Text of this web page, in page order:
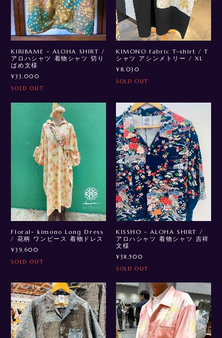
KIRIBAME - ALOHA SHIRT /
アロハシャツ 着物シャツ 切り
ばめ文様
¥33,000
SOLD OUT
KIMONO fabric T-shirt / T
シャツ アシンメトリー / XL
¥8,030
SOLD OUT
Floral- kimono Long Dress
/ 花柄 ワンピース 着物ドレス
¥39,600
SOLD OUT
KISSHO - ALOHA SHIRT /
アロハシャツ 着物シャツ 吉祥
文様
¥38,500
SOLD OUT